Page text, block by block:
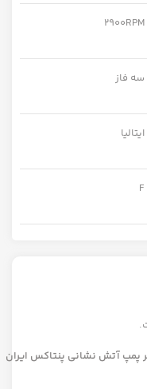
2900RPM
سه فاز
ایتالیا
F
پمپ آتش نشانی پنتاکس ایران